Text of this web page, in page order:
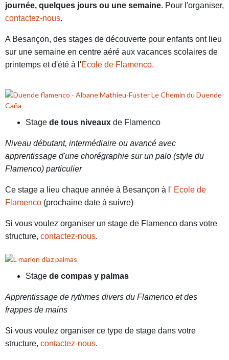
journée, quelques jours ou une semaine. Pour l'organiser,
contactez-nous.
A Besançon, des stages de découverte pour enfants ont lieu
sur une semaine en centre aéré aux vacances scolaires de
printemps et d'été à l'Ecole de Flamenco.
Stage de tous niveaux de Flamenco
Niveau débutant, intermédiaire ou avancé avec
apprentissage d'une chorégraphie sur un palo (style du
Flamenco) particulier
Ce stage a lieu chaque année à Besançon à l' Ecole de
Flamenco (prochaine date à suivre)
Si vous voulez organiser un stage de Flamenco dans votre
structure, contactez-nous.
Stage de compas y palmas
Apprentissage de rythmes divers du Flamenco et des
frappes de mains
Si vous voulez organiser ce type de stage dans votre
structure, contactez-nous.